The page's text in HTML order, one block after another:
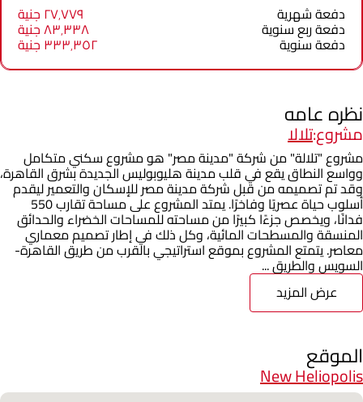
دفعة شهرية ٢٧٬٧٧٩ جنية
دفعة ربع سنوية ٨٣٬٣٣٨ جنية
دفعة سنوية ٣٣٣٬٣٥٢ جنية
نظره عامه
مشروع:تلالا
مشروع "تلالة" من شركة "مدينة مصر" هو مشروع سكني متكامل
وواسع النطاق يقع في قلب مدينة هليوبوليس الجديدة بشرق القاهرة،
وقد تم تصميمه من قبل شركة مدينة مصر للإسكان والتعمير ليقدم
أسلوب حياة عصريًا وفاخرًا. يمتد المشروع على مساحة تقارب 550
فدانًا، ويخصص جزءًا كبيرًا من مساحته للمساحات الخضراء والحدائق
المنسقة والمسطحات المائية، وكل ذلك في إطار تصميم معماري
معاصر. يتمتع المشروع بموقع استراتيجي بالقرب من طريق القاهرة-
السويس والطريق ...
عرض المزيد
الموقع
New Heliopolis